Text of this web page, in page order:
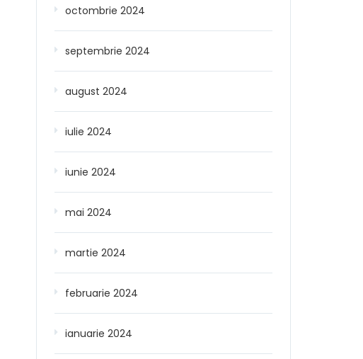
octombrie 2024
septembrie 2024
august 2024
iulie 2024
iunie 2024
mai 2024
martie 2024
februarie 2024
ianuarie 2024